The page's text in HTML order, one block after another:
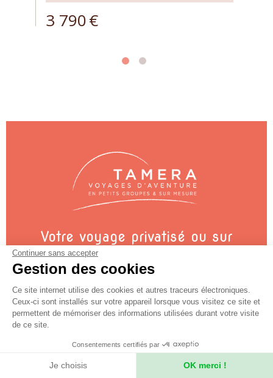
3 790€
Votre voyage privatisé ou sur
Des informations sur votre voyage ?
Contactez nos conseillers
contact@secret-planet.com
Continuer sans accepter
Gestion des cookies
Ce site internet utilise des cookies et autres traceurs électroniques.
Ceux-ci sont installés sur votre appareil lorsque vous visitez ce site et
permettent de mémoriser des informations utilisées durant votre visite
de ce site.
Consentements certifiés par
Je choisis OK merci !